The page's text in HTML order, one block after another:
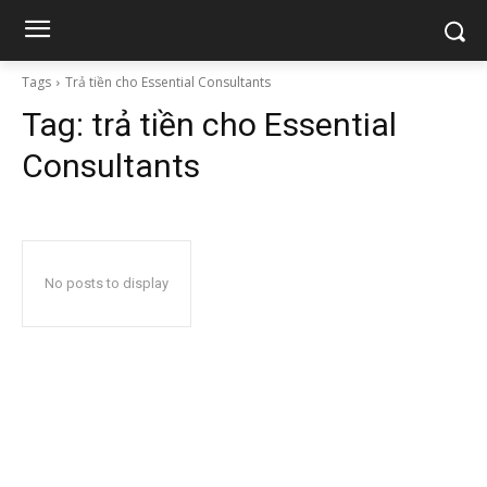
Tags Trả tiền cho Essential Consultants
Tag: trả tiền cho Essential
Consultants
No posts to display